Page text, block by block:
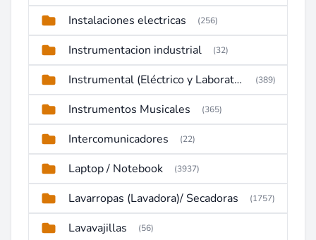
Instalaciones electricas (256)
Instrumentacion industrial (32)
Instrumental (Eléctrico y Laboratorio) (389)
Instrumentos Musicales (365)
Intercomunicadores (22)
Laptop / Notebook (3937)
Lavarropas (Lavadora)/ Secadoras (1757)
Lavavajillas (56)